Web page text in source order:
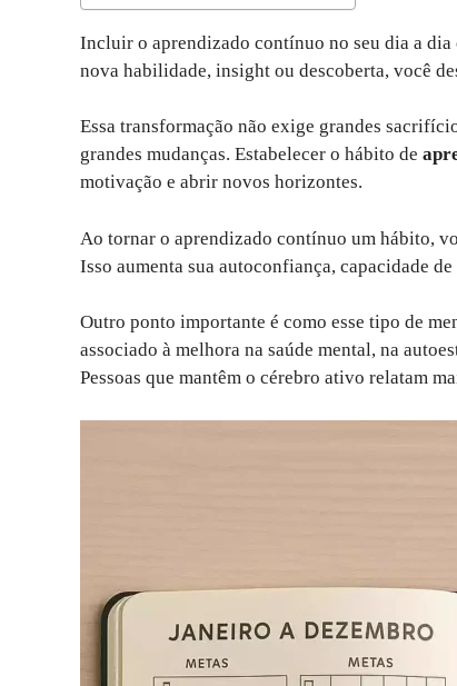
Incluir o aprendizado contínuo no seu dia a dia
nova habilidade, insight ou descoberta, você
Essa transformação não exige grandes
grandes mudanças. Estabelecer o hábito de
motivação e abrir novos horizontes.
Ao tornar o aprendizado contínuo um hábito,
Isso aumenta sua autoconfiança, capacidade
Outro ponto importante é como esse tipo de
associado à melhora na saúde mental, na
Pessoas que mantêm o cérebro ativo relatam